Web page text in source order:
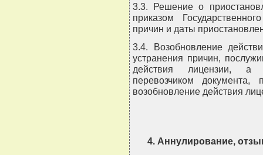
3.3. Решение о
приказом
причин и даты
3.4. Возобновление
устранения причин,
действия лицензии, а
перевозчиком
возобновление действия
4. Аннулирование,